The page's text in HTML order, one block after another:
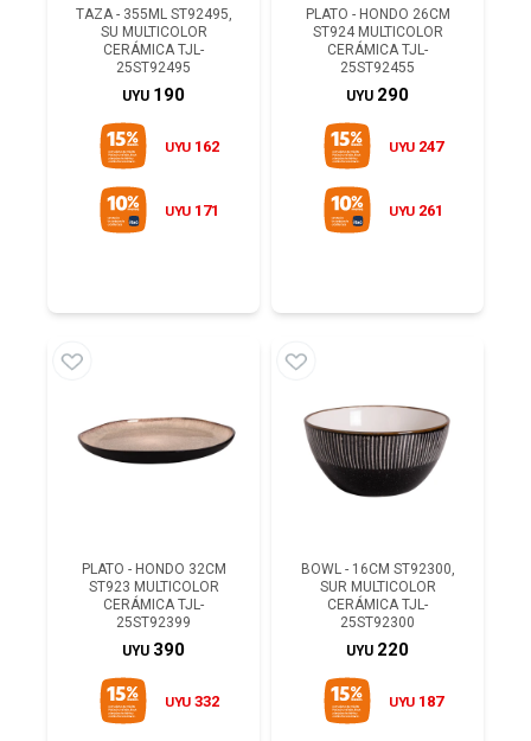
TAZA - 355ML ST92495,
SU MULTICOLOR
CERÁMICA TJL-
25ST92495
UYU 190
UYU 162
UYU 171
PLATO - HONDO 26CM
ST924 MULTICOLOR
CERÁMICA TJL-
25ST92455
UYU 290
UYU 247
UYU 261
PLATO - HONDO 32CM
ST923 MULTICOLOR
CERÁMICA TJL-
25ST92399
UYU 390
UYU 332
BOWL - 16CM ST92300,
SUR MULTICOLOR
CERÁMICA TJL-
25ST92300
UYU 220
UYU 187